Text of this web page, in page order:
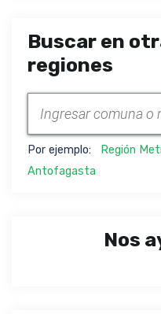
Buscar en
regiones
Por ejemplo: Región
Antofagasta
Nos